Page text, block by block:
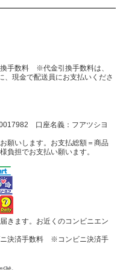
手数料 ※代金引換手数料は、
、現金で配送員にお支払いくださ
口座名義：フアツシヨ
願いします。お支払総額＝商品
担でお支払い願います。
きます。お近くのコンビニエン
決済手数料 ※コンビニ決済手